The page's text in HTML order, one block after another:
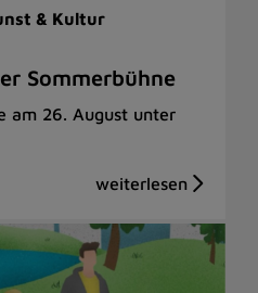
& Kultur
Sommerbühne
am 26. August unter